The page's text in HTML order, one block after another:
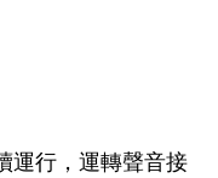
運行，運轉聲音接